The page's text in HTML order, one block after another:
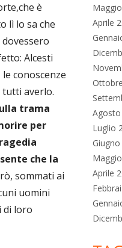
è
lì lo sa che
Alcesti
conoscenze
tutti averlo.
trama
per
che la
sommati ai
uomini
di loro
Aprile
Luglio
Aprile